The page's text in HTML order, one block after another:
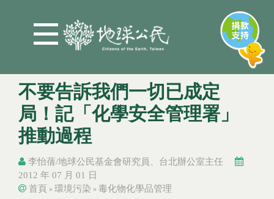
不要告訴我們一切已成定
局！記「化學安全管理署」
推動過程
李怡蒨/地球公民基金會研究員、台北辦公室主任
2012 年 07 月 01 日
首頁 » 環境污染 » 毒化物化學品管理